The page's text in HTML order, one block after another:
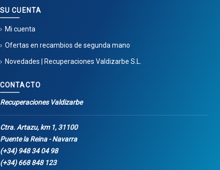
SU CUENTA
Mi cuenta
Ofertas en recambios de segunda mano
Novedades | Recuperaciones Valdizarbe S.L.
CONTACTO
Recuperaciones Valdizarbe
Ctra. Artazu, km 1, 31100
Puente la Reina - Navarra
(+34) 948 34 04 98
(+34) 668 848 123